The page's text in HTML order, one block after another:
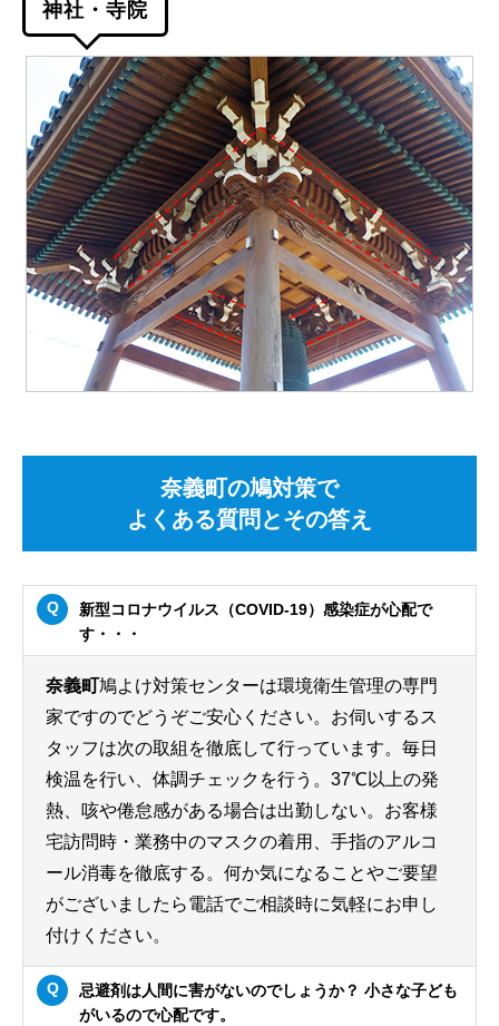
神社・寺院
奈義町の鳩対策で
よくある質問とその答え
新型コロナウイルス（COVID-19）感染症が心配で
す・・・
奈義町鳩よけ対策センターは環境衛生管理の専門
家ですのでどうぞご安心ください。お伺いするス
タッフは次の取組を徹底して行っています。毎日
検温を行い、体調チェックを行う。37℃以上の発
熱、咳や倦怠感がある場合は出勤しない。お客様
宅訪問時・業務中のマスクの着用、手指のアルコ
ール消毒を徹底する。何か気になることやご要望
がございましたら電話でご相談時に気軽にお申し
付けください。
忌避剤は人間に害がないのでしょうか？ 小さな子ども
がいるので心配です。